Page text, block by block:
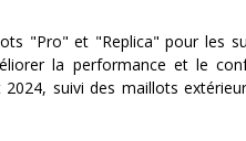
"Pro" et "Replica" pour les
la performance et le
suivi des maillots